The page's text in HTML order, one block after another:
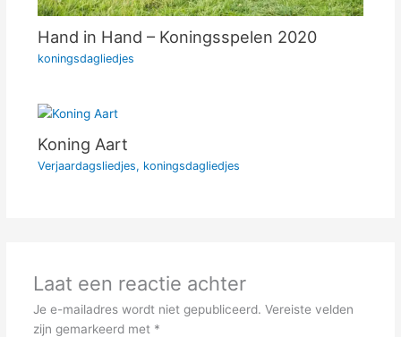
Hand in Hand – Koningsspelen 2020
koningsdagliedjes
Koning Aart
Verjaardagsliedjes, koningsdagliedjes
Laat een reactie achter
Je e-mailadres wordt niet gepubliceerd. Vereiste velden
zijn gemarkeerd met *